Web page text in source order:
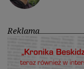
Reklama